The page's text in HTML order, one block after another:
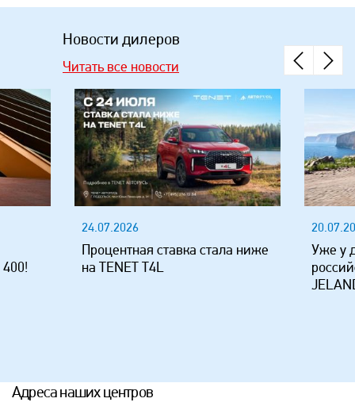
Новости дилеров
Читать все новости
24.07.2026
Процентная ставка стала ниже
на TENET T4L
Уже у
Адреса наших центров